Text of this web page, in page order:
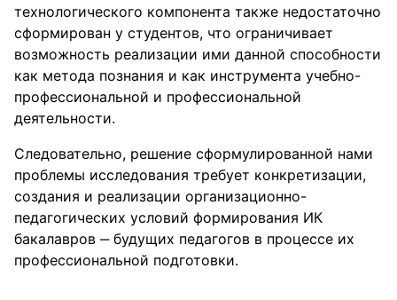
технологического компонента также недостаточно
сформирован у студентов, что ограничивает
возможность реализации ими данной способности
как метода познания и как инструмента учебно-
профессиональной и профессиональной
деятельности.
Следовательно, решение сформулированной нами
проблемы исследования требует конкретизации,
создания и реализации организационно-
педагогических условий формирования ИК
бакалавров ‒ будущих педагогов в процессе их
профессиональной подготовки.